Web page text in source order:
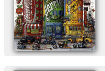
Novedad
Commander
contacto galeria